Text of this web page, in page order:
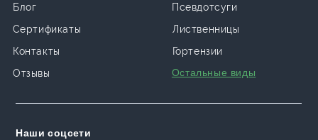
Отзывы
Контакты
Псевдотсуги
Лиственницы
Гортензии
Наши соцсети
Остальные виды
Блог
Сертификаты